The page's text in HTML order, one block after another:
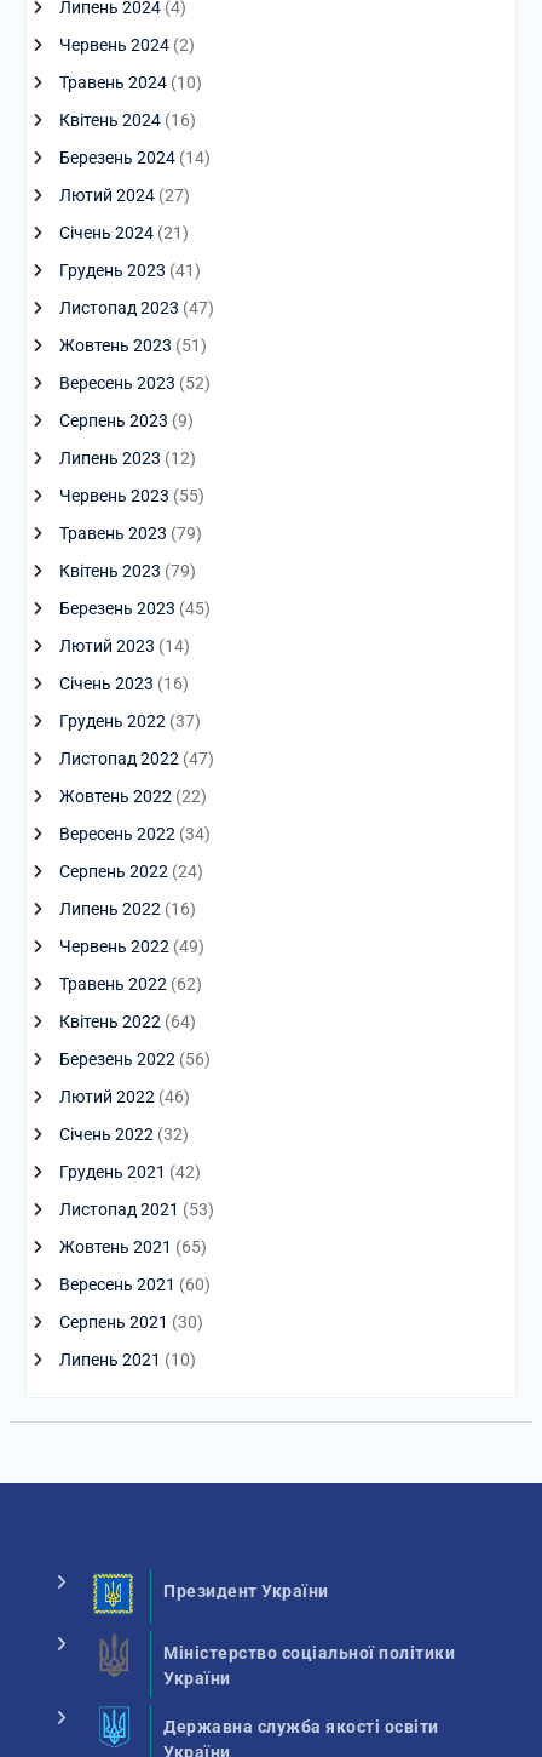
Липень 2024(4)
Червень 2024(2)
Травень 2024(10)
Квітень 2024(16)
Березень 2024(14)
Лютий 2024(27)
Січень 2024(21)
Грудень 2023 (41)
Листопад 2023 (47)
Жовтень 2023 (51)
Вересень 2023 (52)
Серпень 2023 (9)
Липень 2023 (12)
Червень 2023 (55)
Травень 2023 (79)
Квітень 2023 (79)
Березень 2023 (45)
Лютий 2023 (14)
Січень 2023 (16)
Грудень 2022 (37)
Листопад 2022 (47)
Жовтень 2022 (22)
Вересень 2022 (34)
Серпень 2022 (24)
Липень 2022 (16)
Червень 2022 (49)
Травень 2022 (62)
Квітень 2022 (64)
Березень 2022 (56)
Лютий 2022 (46)
Січень 2022 (32)
Грудень 2021 (42)
Листопад 2021 (53)
Жовтень 2021 (65)
Вересень 2021 (60)
Серпень 2021 (30)
Липень 2021 (10)
Президент України
Міністерство соціальної політики
України
Державна служба якості освіти
України